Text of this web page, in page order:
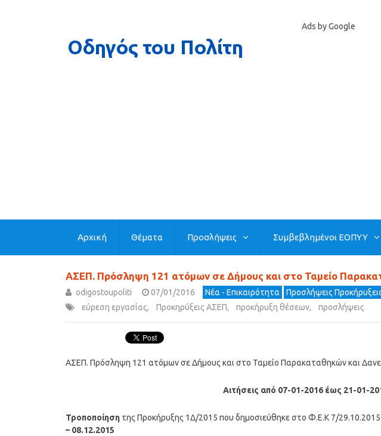
Ads by Google
Αρχική Θέματα Προσλήψεις Συμβεβλημένοι ΕΟΠΥΥ
ΑΣΕΠ. Πρόσληψη 121 ατόμων σε Δήμους και στο Ταμείο
odigostoupoliti 07/01/2016 Νέα - Επικαιρότητα
Προσλήψεις
εύρεση εργασίας, Προκηρύξεις ΑΣΕΠ, προκήρυξη θέσεων, προσλήψεις
ΑΣΕΠ. Πρόσληψη 121 ατόμων σε Δήμους και στο Ταμείο Παρακαταθηκών και
Αιτήσεις από 07-01-2016 έως 21-01-
Τροποποίηση της Προκήρυξης 1Δ/2015 που δημοσιεύθηκε στο Φ.Ε.Κ 7/
– 08.12.2015